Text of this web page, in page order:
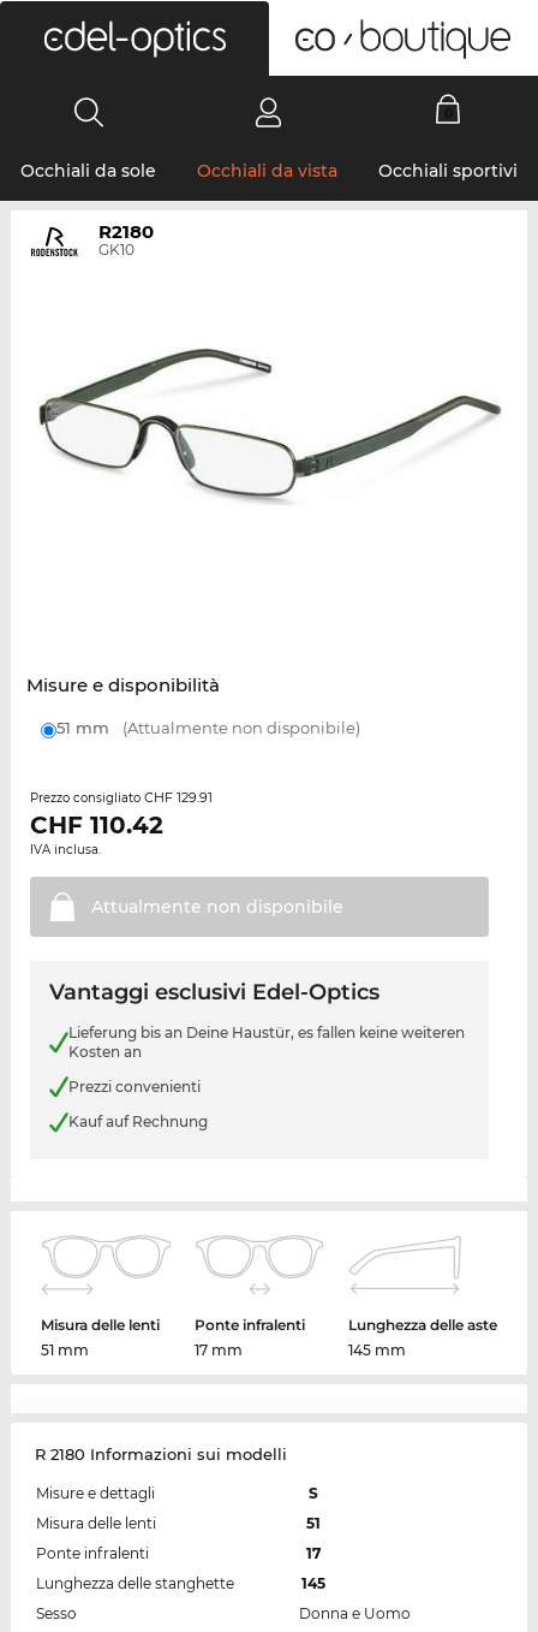
Occhiali da sole Occhiali da vista Occhiali sportivi
R2180
GK10
Misure e disponibilità
51 mm (Attualmente non disponibile)
Prezzo consigliato CHF 129.91
CHF 110.42
IVA inclusa.
Attualmente non disponibile
Vantaggi esclusivi Edel-Optics
Lieferung bis an Deine Haustür, es fallen keine weiteren
Kosten an
Prezzi convenienti
Kauf auf Rechnung
Misura delle lenti
51 mm
Ponte infralenti
17 mm
Lunghezza delle aste
145 mm
R 2180 Informazioni sui modelli
Misure e dettagli
S
Misura delle lenti
51
Ponte infralenti
17
Lunghezza delle stanghette
145
Sesso
Donna e Uomo